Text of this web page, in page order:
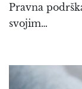
Pravna
svojim…